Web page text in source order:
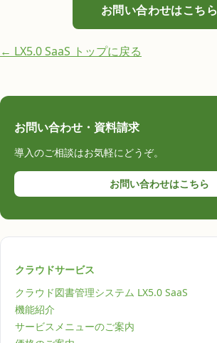
お問い合わせはこちら
← LX5.0 SaaS トップに戻る
お問い合わせ・資料請求
導入のご相談はお気軽にどうぞ。
お問い合わせはこちら
クラウドサービス
クラウド図書管理システム LX5.0 SaaS
機能紹介
サービスメニューのご案内